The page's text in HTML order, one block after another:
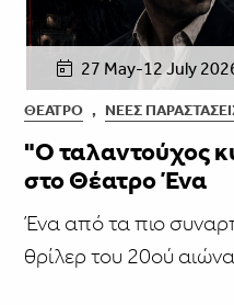
27 May-12 July
ΘΈΑΤΡΟ , ΝΈΕΣ
"Ο ταλαντούχος
στο Θέατρο Ένα
Ένα από τα πιο
θρίλερ του 20ού